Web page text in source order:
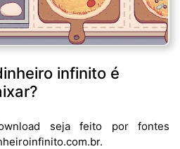
infinito é
seja feito por fontes